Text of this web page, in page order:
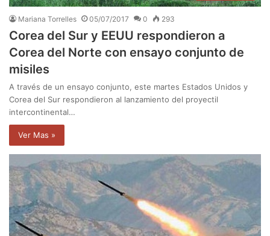
Mariana Torrelles 05/07/2017 0 293
Corea del Sur y EEUU respondieron a
Corea del Norte con ensayo conjunto de
misiles
A través de un ensayo conjunto, este martes Estados Unidos y
Corea del Sur respondieron al lanzamiento del proyectil
intercontinental…
Ver Mas »